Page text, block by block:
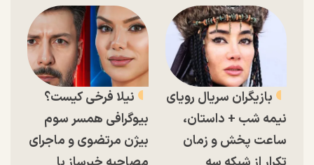
بازیگران سریال رویای
نیمه شب + داستان،
ساعت پخش و زمان
نیلا فرخی کیست؟
بیوگرافی همسر سوم
بیژن مرتضوی و ماجرای